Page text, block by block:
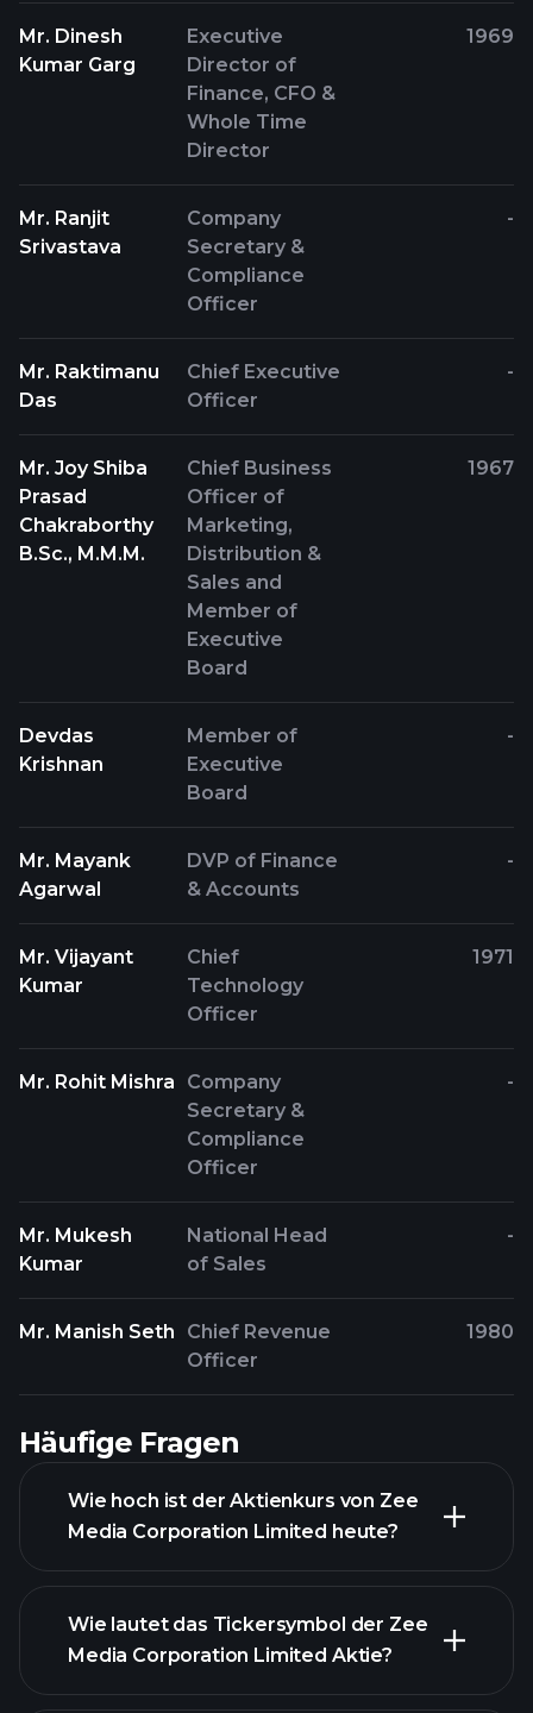
Mr. Dinesh
Kumar Garg
Executive
Director of
Finance, CFO &
Whole Time
Director
1969
Mr. Ranjit
Srivastava
Company
Secretary &
Compliance
Officer
-
Mr. Raktimanu
Das
Chief Executive
Officer
-
Mr. Joy Shiba
Prasad
Chakraborthy
B.Sc., M.M.M.
Chief Business
Officer of
Marketing,
Distribution &
Sales and
Member of
Executive
Board
1967
Devdas
Krishnan
Member of
Executive
Board
-
Mr. Mayank
Agarwal
DVP of Finance
& Accounts
-
Mr. Vijayant
Kumar
Chief
Technology
Officer
1971
Mr. Rohit Mishra
Company
Secretary &
Compliance
Officer
-
Mr. Mukesh
Kumar
National Head
of Sales
-
Mr. Manish Seth
Chief Revenue
Officer
1980
Häufige Fragen
Wie hoch ist der Aktienkurs von Zee
Media Corporation Limited heute?
Wie lautet das Tickersymbol der Zee
Media Corporation Limited Aktie?